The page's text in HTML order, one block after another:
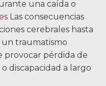
una caída o
Las consecuencias
cerebrales hasta
traumatismo
provocar pérdida de
discapacidad a largo